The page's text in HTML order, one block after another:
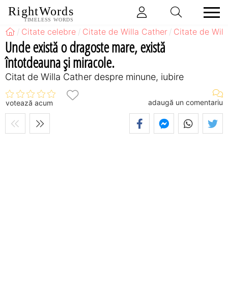
RightWords
TIMELESS WORDS
Citate celebre Citate de Willa Cather Citate de
Unde există o dragoste mare, există
întotdeauna şi miracole.
Citat de Willa Cather despre minune, iubire
votează acum adaugă un comentariu